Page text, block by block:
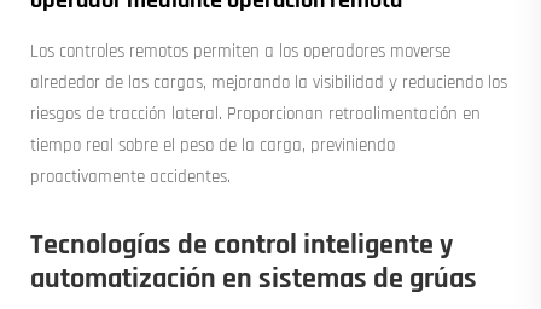
Los controles remotos permiten a los operadores moverse
alrededor de las cargas, mejorando la visibilidad y reduciendo los
riesgos de tracción lateral. Proporcionan retroalimentación en
tiempo real sobre el peso de la carga, previniendo
proactivamente accidentes.
Tecnologías de control inteligente y
automatización en sistemas de grúas